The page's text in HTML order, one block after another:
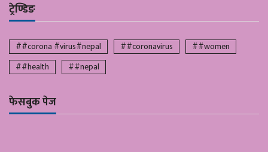
ट्रेण्डिङ
##corona #virus#nepal ##coronavirus
##women
##health
##nepal
फेसबुक पेज